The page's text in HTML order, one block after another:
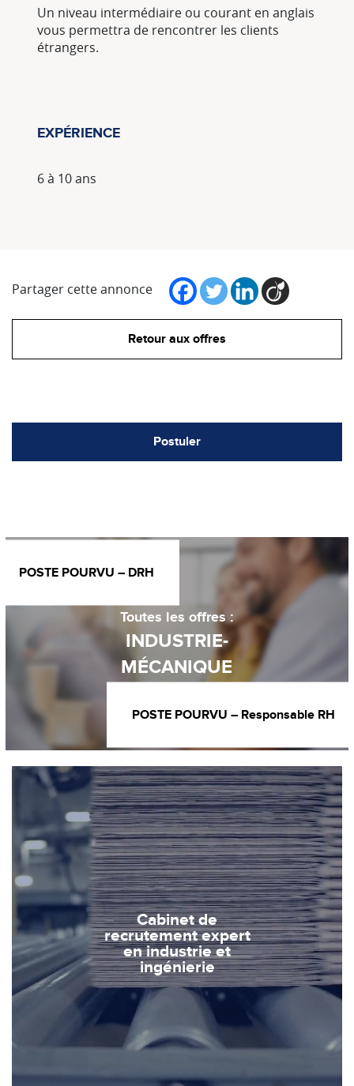
Un niveau intermédiaire ou courant en anglais
vous permettra de rencontrer les clients
étrangers.
EXPÉRIENCE
6 à 10 ans
Partager cette annonce
Retour aux offres
Postuler
POSTE POURVU – DRH
Toutes les offres :
INDUSTRIE-
MÉCANIQUE
POSTE POURVU – Responsable RH
Cabinet de
recrutement expert
en industrie et
ingénierie